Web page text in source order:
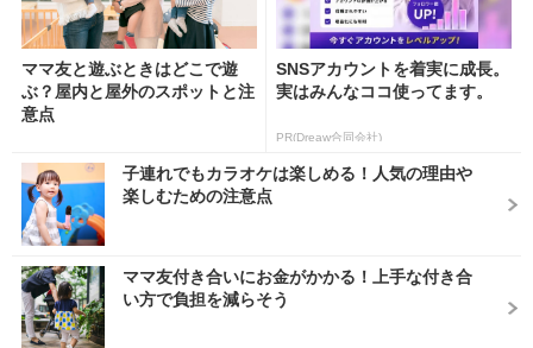
ママ友と遊ぶときはどこで遊
ぶ？屋内と屋外のスポットと注
意点
SNSアカウントを着実に成長。
実はみんなココ使ってます。
PR(Dreaw合同会社)
子連れでもカラオケは楽しめる！人気の理由や
楽しむための注意点
ママ友付き合いにお金がかかる！上手な付き合
い方で負担を減らそう